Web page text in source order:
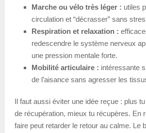
Marche ou vélo très léger : utiles
circulation et “décrasser” sans
Respiration et relaxation :
redescendre le système nerveux
une pression mentale forte.
Mobilité articulaire : intéressante
de l’aisance sans agresser les
Il faut aussi éviter une idée reçue : plus
de récupération, mieux tu récupères. En
faire peut retarder le retour au calme. Le